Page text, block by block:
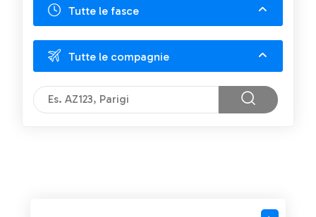
Tutte le fasce
Tutte le compagnie